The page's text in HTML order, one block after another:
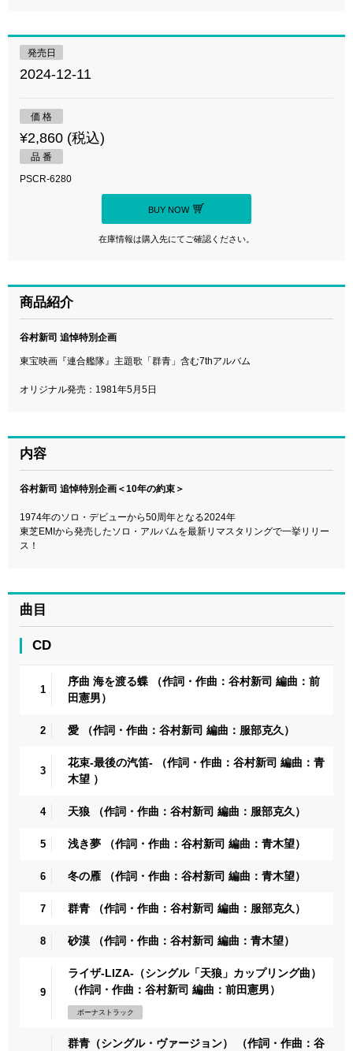
発売日
2024-12-11
価 格
¥2,860 (税込)
品 番
PSCR-6280
BUY NOW
在庫情報は購入先にてご確認ください。
商品紹介
谷村新司 追悼特別企画
東宝映画『連合艦隊』主題歌「群青」含む7thアルバム
オリジナル発売：1981年5月5日
内容
谷村新司 追悼特別企画＜10年の約束＞
1974年のソロ・デビューから50周年となる2024年
東芝EMIから発売したソロ・アルバムを最新リマスタリングで一挙リリー
ス！
曲目
CD
1
序曲 海を渡る蝶 （作詞・作曲：谷村新司 編曲：前
田憲男）
2 愛 （作詞・作曲：谷村新司 編曲：服部克久）
3
花束-最後の汽笛- （作詞・作曲：谷村新司 編曲：青
木望 ）
4 天狼 （作詞・作曲：谷村新司 編曲：服部克久）
5 浅き夢 （作詞・作曲：谷村新司 編曲：青木望）
6 冬の雁 （作詞・作曲：谷村新司 編曲：青木望）
7 群青 （作詞・作曲：谷村新司 編曲：服部克久）
8 砂漠 （作詞・作曲：谷村新司 編曲：青木望）
9
ライザ-LIZA-（シングル「天狼」カップリング曲）
（作詞・作曲：谷村新司 編曲：前田憲男）
ボーナストラック
群青（シングル・ヴァージョン） （作詞・作曲：谷